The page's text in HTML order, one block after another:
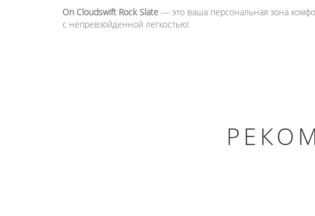
On Cloudswift Rock Slate — это ваша персональная зона
с непревзойденной легкостью!